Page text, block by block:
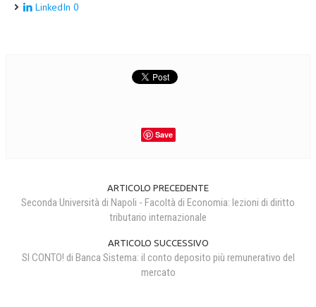
CORPORATE SOCIAL RESPONSIBILITY
MARKETING
RISK MANAGEMENT
LinkedIn 0
Save
ARTICOLO PRECEDENTE
Seconda Università di Napoli - Facoltà di Economia: lezioni di diritto
tributario internazionale
ARTICOLO SUCCESSIVO
SI CONTO! di Banca Sistema: il conto deposito più remunerativo del
mercato